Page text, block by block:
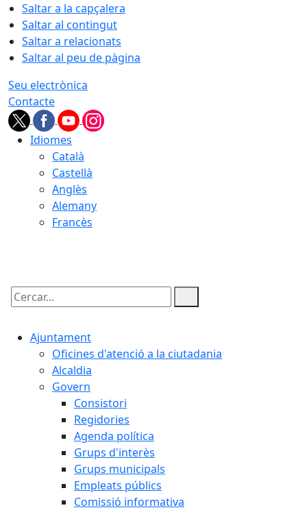
Saltar a la capçalera
Saltar al contingut
Saltar a relacionats
Saltar al peu de pàgina
Seu electrònica
Contacte
Idiomes
Català
Castellà
Anglès
Alemany
Francès
Cercar:
Ajuntament
Oficines d'atenció a la ciutadania
Alcaldia
Govern
Consistori
Regidories
Agenda política
Grups d'interès
Grups municipals
Empleats públics
Comissió informativa